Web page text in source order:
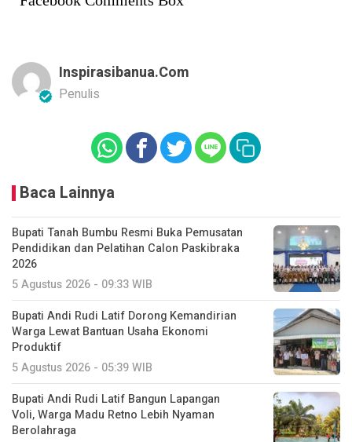
Inspirasibanua.com
Penulis
Baca Lainnya
Bupati Tanah Bumbu Resmi Buka Pemusatan
Pendidikan dan Pelatihan Calon Paskibraka
2026
5 Agustus 2026 - 09:33 WIB
Bupati Andi Rudi Latif Dorong Kemandirian
Warga Lewat Bantuan Usaha Ekonomi
Produktif
5 Agustus 2026 - 05:39 WIB
Bupati Andi Rudi Latif Bangun Lapangan
Voli, Warga Madu Retno Lebih Nyaman
Berolahraga